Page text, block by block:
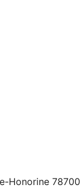
Honorine 78700